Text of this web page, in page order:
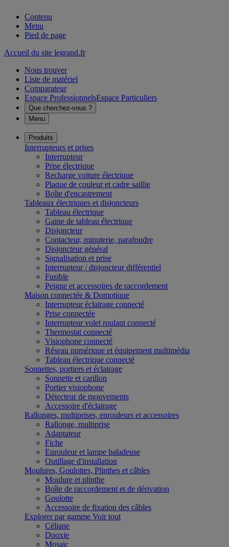
Contenu
Menu
Pied de page
Accueil du site legrand.fr
Nous trouver
Liste de matériel
Comparateur
Espace ProfessionnelsEspace Particuliers
Que cherchez-vous ?
Menu
Produits
Interrupteurs et prises
Interrupteur
Prise électrique
Recharge voiture électrique
Plaque de couleur et cadre saillie
Boîte d'encastrement
Tableaux électriques et disjoncteurs
Tableau électrique
Gaine de tableau électrique
Disjoncteur
Contacteur, minuterie, parafoudre
Disjoncteur général
Signalisation et prise
Interrupteur / disjoncteur différentiel
Fusible
Peigne et accessoires de raccordement
Maison connectée & Domotique
Interrupteur éclairage connecté
Prise connectée
Interrupteur volet roulant connecté
Thermostat connecté
Visiophone connecté
Réseau numérique et équipement multimédia
Tableau électrique connecté
Sonnettes, portiers et éclairage
Sonnette et carillon
Portier visiophone
Détecteur de mouvements
Accessoire d'éclairage
Rallonges, multiprises, enrouleurs et accessoires
Rallonge, multiprise
Adaptateur
Fiche
Enrouleur et lampe baladeuse
Outillage d'installation
Moulures, Goulottes, Plinthes et câbles
Moulure et plinthe
Boîte de raccordement et de dérivation
Goulotte
Accessoire de fixation des câbles
Explorer par gamme Voir tout
Céliane
Dooxie
Mosaic